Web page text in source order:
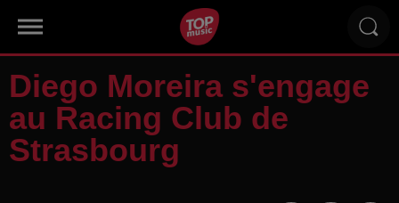
Diego Moreira s'engage
au Racing Club de
Strasbourg